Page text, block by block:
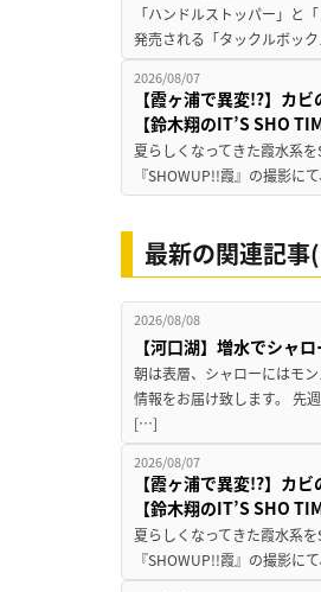
「ハンドルストッパー」と
発売される「タックルボッ
2026/08/07
【霞ヶ浦で異変!?】カ
【鈴木翔のIT’S SHO
夏らしくなってきた霞水系
『SHOWUP!!霞』の撮影に
最新の関連記事
2026/08/08
【河口湖】増水でシャ
朝は表層、シャローにはモ
情報をお届け致します。 先
[…]
2026/08/07
【霞ヶ浦で異変!?】カ
【鈴木翔のIT’S SHO
夏らしくなってきた霞水系
『SHOWUP!!霞』の撮影に